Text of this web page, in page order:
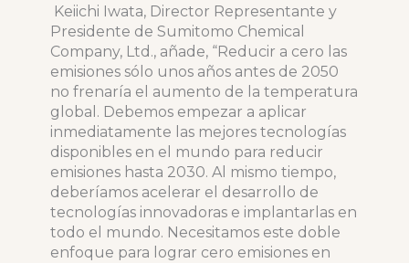
Keiichi Iwata, Director Representante y
Presidente de Sumitomo Chemical
Company, Ltd., añade, “Reducir a cero las
emisiones sólo unos años antes de 2050
no frenaría el aumento de la temperatura
global. Debemos empezar a aplicar
inmediatamente las mejores tecnologías
disponibles en el mundo para reducir
emisiones hasta 2030. Al mismo tiempo,
deberíamos acelerar el desarrollo de
tecnologías innovadoras e implantarlas en
todo el mundo. Necesitamos este doble
enfoque para lograr cero emisiones en